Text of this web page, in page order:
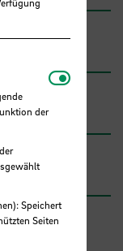
der
Speichert
Seiten